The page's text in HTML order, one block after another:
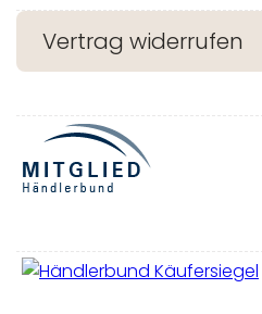
Vertrag widerrufen